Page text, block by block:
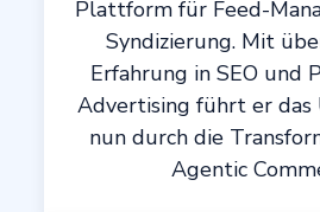
Plattform für Feed-
Syndizierung. Mit
Erfahrung in SEO und
Advertising führt er das
nun durch die
Agentic